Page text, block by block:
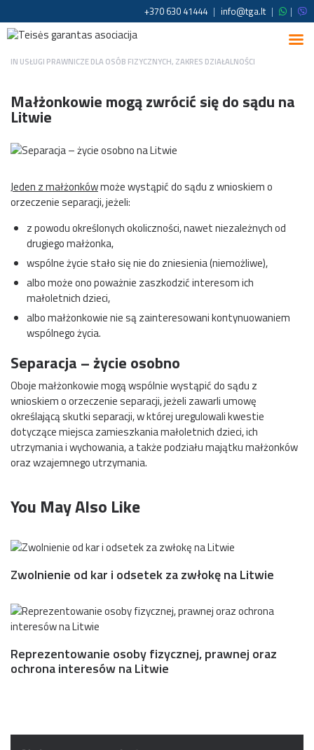
+370 630 41444 | info@tga.lt | |
IN USŁUGI PRAWNICZE DLA OSÓB FIZYCZNYCH, ZAKRES DZIAŁALNOŚCI
Małżonkowie mogą zwrócić się do sądu na
Litwie
Jeden z małżonkówmoże wystąpić do sądu z wnioskiem o
orzeczenie separacji, jeżeli:
z powodu określonych okoliczności, nawet niezależnych od
drugiego małżonka,
wspólne życie stało się nie do zniesienia (niemożliwe),
albo może ono poważnie zaszkodzić interesom ich
małoletnich dzieci,
albo małżonkowie nie są zainteresowani kontynuowaniem
wspólnego życia.
Separacja – życie osobno
Oboje małżonkowie mogą wspólnie wystąpić do sądu z
wnioskiem o orzeczenie separacji, jeżeli zawarli umowę
określającą skutki separacji, w której uregulowali kwestie
dotyczące miejsca zamieszkania małoletnich dzieci, ich
utrzymania i wychowania, a także podziału majątku małżonków
oraz wzajemnego utrzymania.
You May Also Like
Zwolnienie od kar i odsetek za zwłokę na Litwie
Reprezentowanie osoby fizycznej, prawnej oraz
ochrona interesów na Litwie